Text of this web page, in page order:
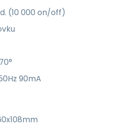
(10 000 on/off)
90mA